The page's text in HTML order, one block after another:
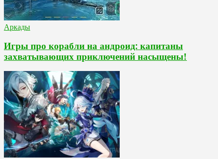
Аркады
Игры про корабли на андроид: капитаны
захватывающих приключений насыщены!